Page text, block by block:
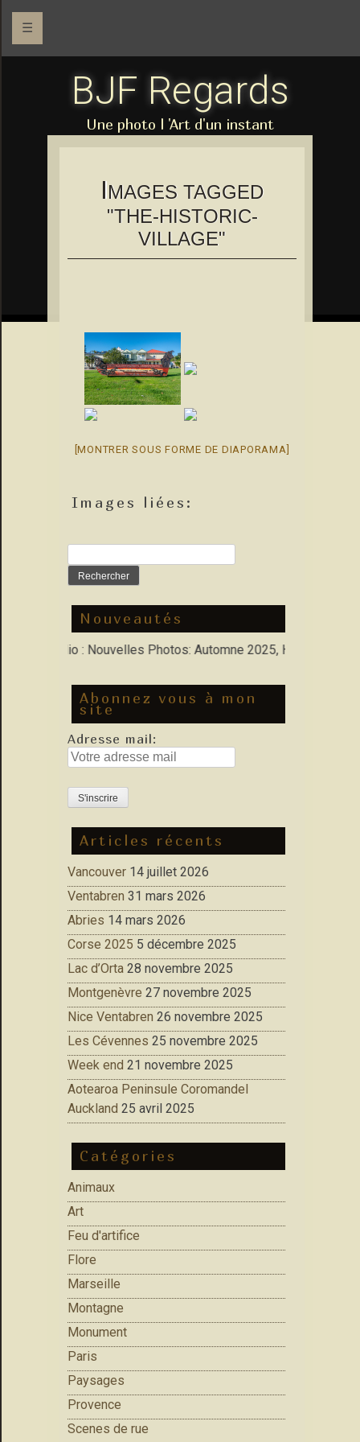
☰
BJF Regards
Une photo l 'Art d'un instant
IMAGES TAGGED
"THE-HISTORIC-
VILLAGE"
[MONTRER SOUS FORME DE DIAPORAMA]
Images liées:
Nouveautés
Porfolio : Nouvelles Photos: Automne 2025, Hiver 2026
Abonnez vous à mon
site
Adresse mail:
Articles récents
Vancouver 14 juillet 2026
Ventabren 31 mars 2026
Abries 14 mars 2026
Corse 2025 5 décembre 2025
Lac d’Orta 28 novembre 2025
Montgenèvre 27 novembre 2025
Nice Ventabren 26 novembre 2025
Les Cévennes 25 novembre 2025
Week end 21 novembre 2025
Aotearoa Peninsule Coromandel
Auckland 25 avril 2025
Catégories
Animaux
Art
Feu d'artifice
Flore
Marseille
Montagne
Monument
Paris
Paysages
Provence
Scenes de rue